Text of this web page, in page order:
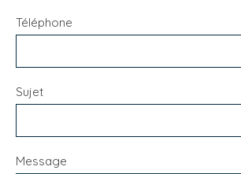
Téléphone
Sujet
Message